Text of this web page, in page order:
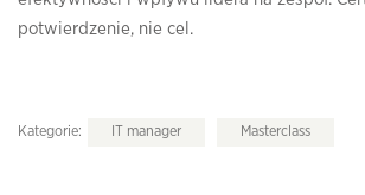
potwierdzenie, nie cel.
Kategorie: IT manager Masterclass